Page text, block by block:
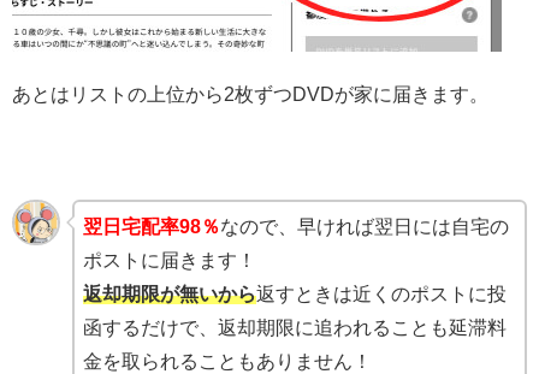
あとはリストの上位から2枚ずつDVDが家に届きます。
翌日宅配率98％なので、早ければ翌日には自宅の
ポストに届きます！
返却期限が無いから返すときは近くのポストに投
函するだけで、返却期限に追われることも延滞料
金を取られることもありません！